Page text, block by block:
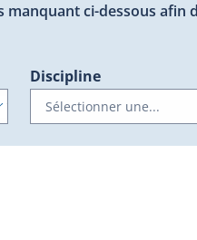
manquant ci-dessous afin
Discipline